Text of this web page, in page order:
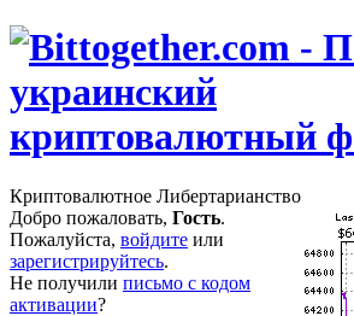
Криптовалютное Либертарианство
Добро пожаловать, Гость.
Пожалуйста, войдите или
зарегистрируйтесь.
Не получили письмо с кодом
активации?